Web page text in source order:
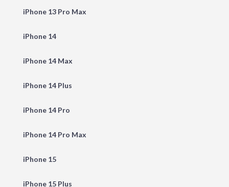
iPhone 13 Pro Max
iPhone 14
iPhone 14 Max
iPhone 14 Plus
iPhone 14 Pro
iPhone 14 Pro Max
iPhone 15
iPhone 15 Plus